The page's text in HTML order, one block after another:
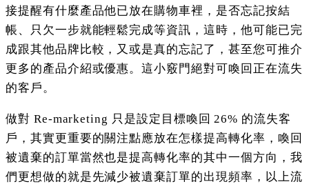
接提醒有什麼產品他已放在購物車裡，是否忘記按結
帳、只欠一步就能輕鬆完成等資訊，這時，他可能已完
成跟其他品牌比較，又或是真的忘記了，甚至您可推介
更多的產品介紹或優惠。這小竅門絕對可喚回正在流失
的客戶。
做對 Re-marketing 只是設定目標喚回 26% 的流失客
戶，其實更重要的關注點應放在怎樣提高轉化率，喚回
被遺棄的訂單當然也是提高轉化率的其中一個方向，我
們更想做的就是先減少被遺棄訂單的出現頻率，以上流